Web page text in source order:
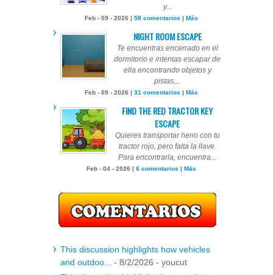
y...
Feb - 09 - 2026 | 58 comentarios | Más
NIGHT ROOM ESCAPE
Te encuentras encerrado en el
dormitorio e intentas escapar de
ella encontrando objetos y
pistas,...
Feb - 09 - 2026 | 31 comentarios | Más
FIND THE RED TRACTOR KEY
ESCAPE
Quieres transportar heno con tu
tractor rojo, pero falta la llave.
Para encontrarla, encuentra...
Feb - 04 - 2026 | 6 comentarios | Más
This discussion highlights how vehicles
and outdoo... - 8/2/2026 - youcut